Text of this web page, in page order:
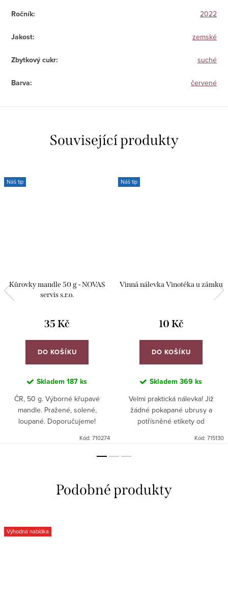
Ročník: 2022
Jakost: zemské
Zbytkový cukr: suché
Barva: červené
Související produkty
Náš tip
Kůrovky mandle 50 g - NOVAS
servis s.r.o.
35 Kč
DO KOŠÍKU
Skladem 187 ks
ČR, 50 g. Výborné křupavé
mandle. Pražené, solené,
loupané. Doporučujeme!
Kód: 710274
Náš tip
Vinná nálevka Vinotéka u zámku
10 Kč
DO KOŠÍKU
Skladem 369 ks
Velmi praktická nálevka! Již
žádné pokapané ubrusy a
potřísněné etikety od
Kód: 715130
Výhodná nabídka